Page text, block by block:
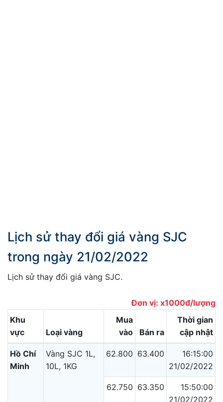
Lịch sử thay đổi giá vàng SJC
trong ngày 21/02/2022
Lịch sử thay đổi giá vàng SJC.
Đơn vị: x1000đ/lượng
Khu
vực
Loại vàng
Mua
vào
Bán ra
Thời gian
cập nhật
Hồ Chí
Minh
Vàng SJC 1L,
10L, 1KG
62.800 63.400
16:15:00
21/02/2022
62.750 63.350
15:50:00
21/02/2022